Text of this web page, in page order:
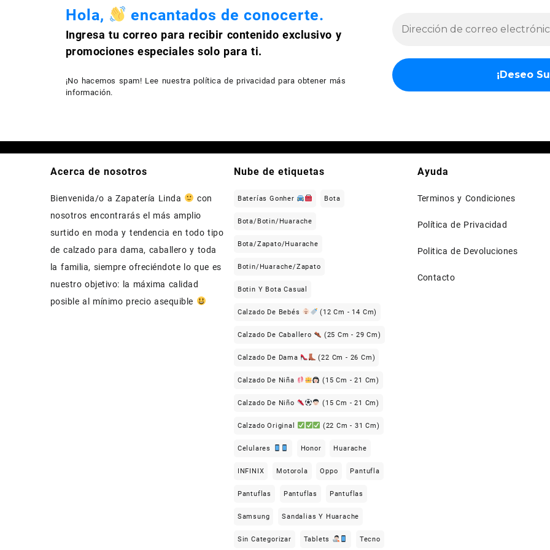
Hola, encantados de conocerte.
Ingresa tu correo para recibir contenido exclusivo y
promociones especiales solo para ti.
¡No hacemos spam! Lee nuestrapolítica de privacidad para obtener más
información.
Acerca de nosotros
Bienvenida/o a Zapatería Linda
con
nosotros encontrarás el más amplio
surtido en moda y tendencia en todo tipo
de calzado para dama, caballero y toda
la familia, siempre ofreciéndote lo que es
nuestro objetivo: la máxima calidad
posible al mínimo precio asequible
Nube de etiquetas
Baterías Gonher Bota
Bota/Botin/Huarache
Bota/Zapato/Huarache
Botin/Huarache/Zapato
Botin Y Bota Casual
Calzado De Bebés (12 Cm - 14 Cm)
Calzado De Caballero (25 Cm - 29 Cm)
Calzado De Dama (22 Cm - 26 Cm)
Calzado De Niña (15 Cm - 21 Cm)
Calzado De Niño (15 Cm - 21 Cm)
Calzado Original (22 Cm - 31 Cm)
Celulares Honor Huarache
INFINIX Motorola Oppo Pantufla
Pantuflas Pantuflas Pantuflas
Samsung Sandalias Y Huarache
Sin Categorizar Tablets Tecno
Ayuda
Terminos y Condiciones
Política de Privacidad
Politica de Devoluciones
Contacto